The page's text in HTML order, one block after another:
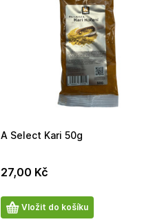
A Select Kari 50g
27,00 Kč
Počet
produktů
Vložit do košíku